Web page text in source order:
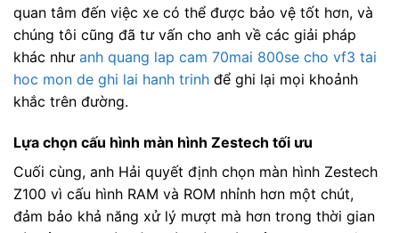
quan tâm đến việc xe có thể được bảo vệ tốt hơn, và
chúng tôi cũng đã tư vấn cho anh về các giải pháp
khác như anh quang lap cam 70mai 800se cho vf3 tai
hoc mon de ghi lai hanh trinh để ghi lại mọi khoảnh
khắc trên đường.
Lựa chọn cấu hình màn hình Zestech tối ưu
Cuối cùng, anh Hải quyết định chọn màn hình Zestech
Z100 vì cấu hình RAM và ROM nhỉnh hơn một chút,
đảm bảo khả năng xử lý mượt mà hơn trong thời gian